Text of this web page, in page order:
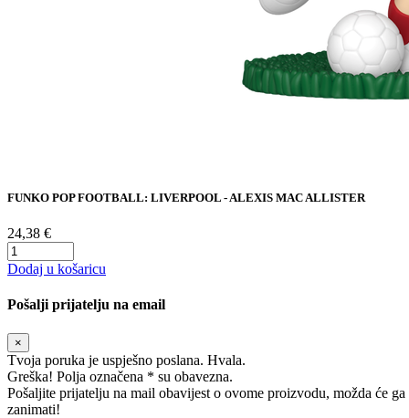
FUNKO POP FOOTBALL: LIVERPOOL - ALEXIS MAC ALLISTER
24,38 €
Dodaj u košaricu
Pošalji prijatelju na email
×
Tvoja poruka je uspješno poslana. Hvala.
Greška! Polja označena * su obavezna.
Pošaljite prijatelju na mail obavijest o ovome proizvodu, možda će ga
zanimati!